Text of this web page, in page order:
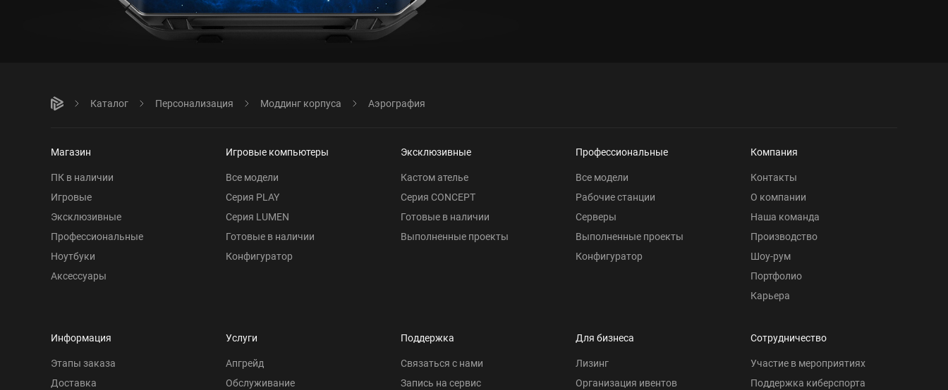
Каталог Персонализация Моддинг корпуса Аэрография
Магазин
ПК в наличии
Игровые
Эксклюзивные
Профессиональные
Ноутбуки
Аксессуары
Игровые компьютеры
Все модели
Серия PLAY
Серия LUMEN
Готовые в наличии
Конфигуратор
Эксклюзивные
Кастом ателье
Серия CONCEPT
Готовые в наличии
Выполненные проекты
Профессиональные
Все модели
Рабочие станции
Серверы
Выполненные проекты
Конфигуратор
Компания
Контакты
О компании
Наша команда
Производство
Шоу-рум
Портфолио
Карьера
Информация
Этапы заказа
Доставка
Услуги
Апгрейд
Обслуживание
Поддержка
Связаться с нами
Запись на сервис
Для бизнеса
Лизинг
Организация ивентов
Сотрудничество
Участие в мероприятиях
Поддержка киберспорта